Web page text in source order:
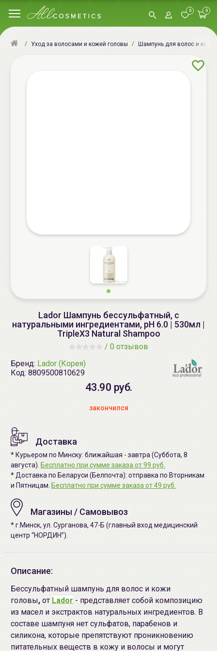
0 0
Уход за волосами и кожей головы Шампунь для волос и кожи
Lador Шампунь бессульфатный, с
натуральными ингредиентами, pH 6.0 | 530мл |
TripleX3 Natural Shampoo
/ 0 отзывов
Бренд: Lador (Корея)
Код: 8809500810629
43.90 руб.
закончился
Доставка
* Курьером по Минску: ближайшая - завтра (Суббота, 8
августа). Бесплатно при сумме заказа от 99 руб.
* Доставка по Беларуси (Белпочта): отправка по Вторникам
и Пятницам. Бесплатно при сумме заказа от 49 руб.
Магазины / Самовывоз
* г.Минск, ул. Сурганова, 47-Б (главный вход медицинский
центр “НОРДИН”).
Описание:
Бессульфатный шампунь для волос и кожи
головы, от Lador - представляет собой композицию
из масел и экстрактов натуральных ингредиентов. В
составе шампуня нет сульфатов, парабенов и
силикона, которые препятствуют проникновению
питательных веществ в кожу и волосы и могут